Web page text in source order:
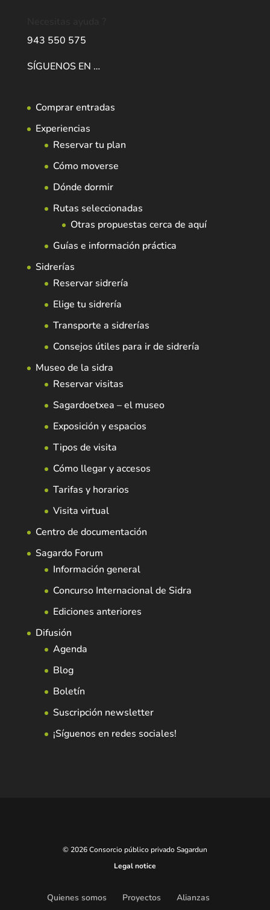
943 550 575
SÍGUENOS EN …
Comprar entradas
Experiencias
Reservar tu plan
Cómo moverse
Dónde dormir
Rutas seleccionadas
Otras propuestas cerca de aquí
Guías e información práctica
Sidrerías
Reservar sidrería
Elige tu sidrería
Transporte a sidrerías
Consejos útiles para ir de sidrería
Museo de la sidra
Reservar visitas
Sagardoetxea – el museo
Exposición y espacios
Tipos de visita
Cómo llegar y accesos
Tarifas y horarios
Visita virtual
Centro de documentación
Sagardo Forum
Información general
Concurso Internacional de Sidra
Ediciones anteriores
Difusión
Agenda
Blog
Boletín
Suscripción newsletter
¡Síguenos en redes sociales!
© 2026 Consorcio público privado Sagardun
Legal notice
Quienes somos Proyectos
Alianzas